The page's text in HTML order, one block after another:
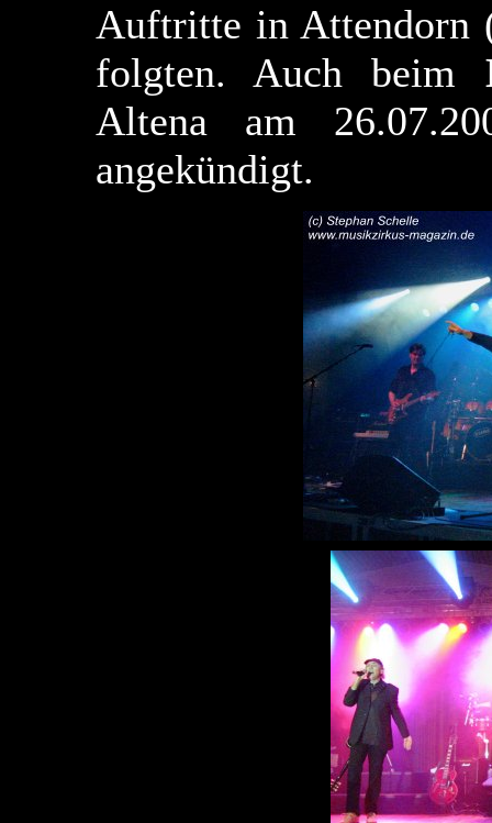
Auftritte in Attendorn
folgten. Auch beim
Altena am
angekündigt.